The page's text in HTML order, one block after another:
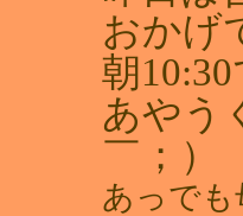
おかげ
朝10:30
あやう
￣；）
あっでも